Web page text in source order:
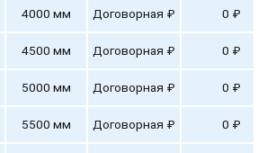
4000 мм Договорная ₽ 0 ₽
4500 мм Договорная ₽ 0 ₽
5000 мм Договорная ₽ 0 ₽
5500 мм Договорная ₽ 0 ₽